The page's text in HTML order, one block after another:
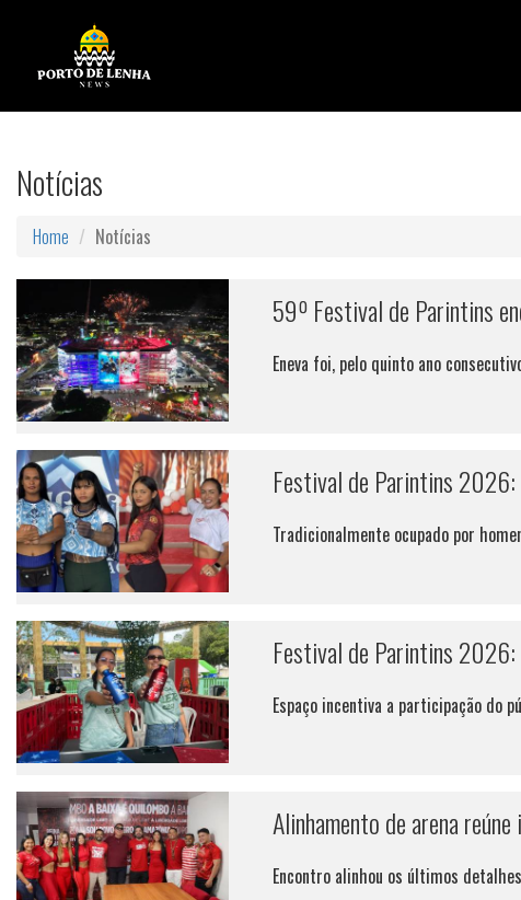
Notícias
Home Notícias
59º Festival de Parintins
Eneva foi, pelo quinto ano
Festival de Parintins 2026:
Tradicionalmente ocupado por
Festival de Parintins 2026:
Espaço incentiva a participação do
Alinhamento de arena
Encontro alinhou os últimos